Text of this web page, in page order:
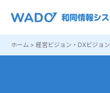
ホーム >経営ビジョン・DXビジョン